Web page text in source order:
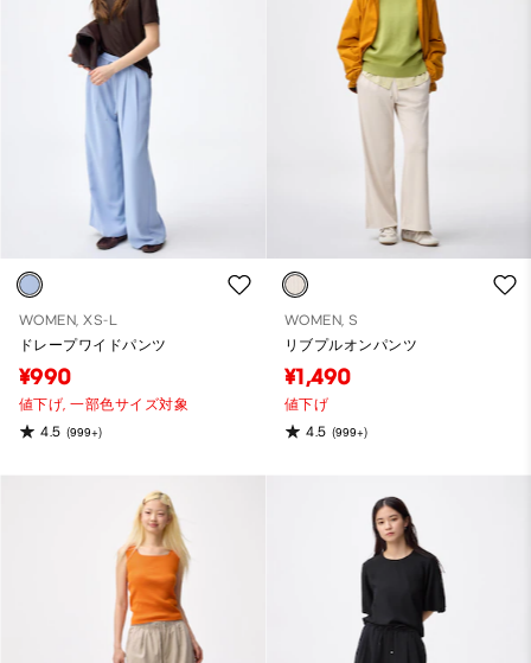
WOMEN, XS-L
ドレープワイドパンツ
¥990
値下げ,一部色サイズ対象
4.5 (999+)
WOMEN, S
リブプルオンパンツ
¥1,490
値下げ
4.5 (999+)